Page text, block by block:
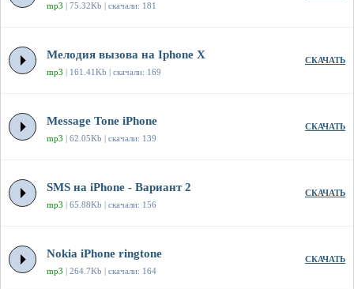
mp3 | 75.32Kb | скачали: 181
Мелодия вызова на Iphone X
mp3 | 161.41Kb | скачали: 169
СКАЧАТЬ
Message Tone iPhone
mp3 | 62.05Kb | скачали: 139
СКАЧАТЬ
SMS на iPhone - Вариант 2
mp3 | 65.88Kb | скачали: 156
СКАЧАТЬ
Nokia iPhone ringtone
mp3 | 264.7Kb | скачали: 164
СКАЧАТЬ